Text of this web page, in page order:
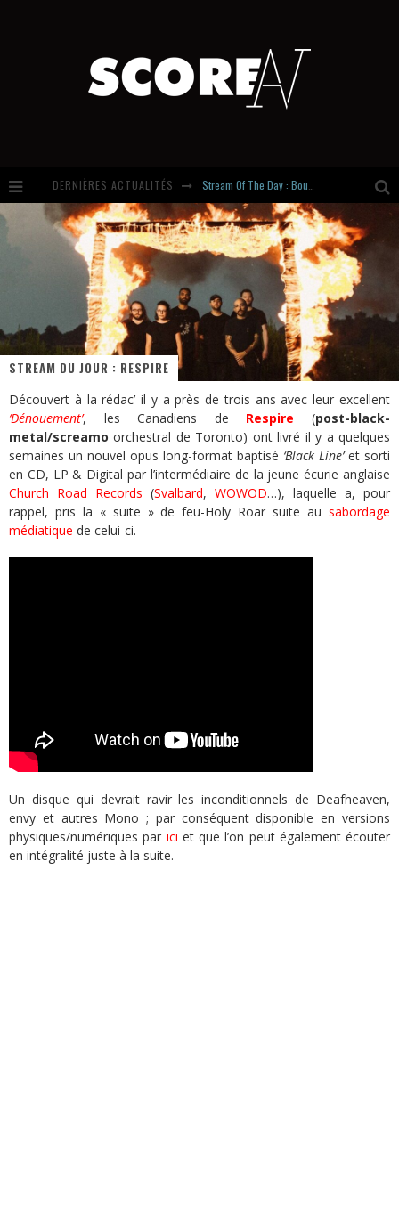
DERNIÈRES ACTUALITÉS
Russian Circles share « Empath » & « Eluvial » singles. Same Language. Different Damage.
Hardcore, Actually. Meet Cút Lộn
STREAM DU JOUR : RESPIRE
Découvert à la rédac’ il y a près de trois ans avec leur excellent
‘Dénouement’, les Canadiens de Respire (post-black-
metal/screamo orchestral de Toronto) ont livré il y a quelques
semaines un nouvel opus long-format baptisé ‘Black Line’et sorti
en CD, LP & Digital par l’intermédiaire de la jeune écurie anglaise
Church Road Records (Svalbard, WOWOD…), laquelle a, pour
rappel, pris la « suite » de feu-Holy Roar suite au sabordage
médiatique de celui-ci.
Un disque qui devrait ravir les inconditionnels de Deafheaven,
envy et autres Mono ; par conséquent disponible en versions
physiques/numériques par ici et que l’on peut également écouter
en intégralité juste à la suite.